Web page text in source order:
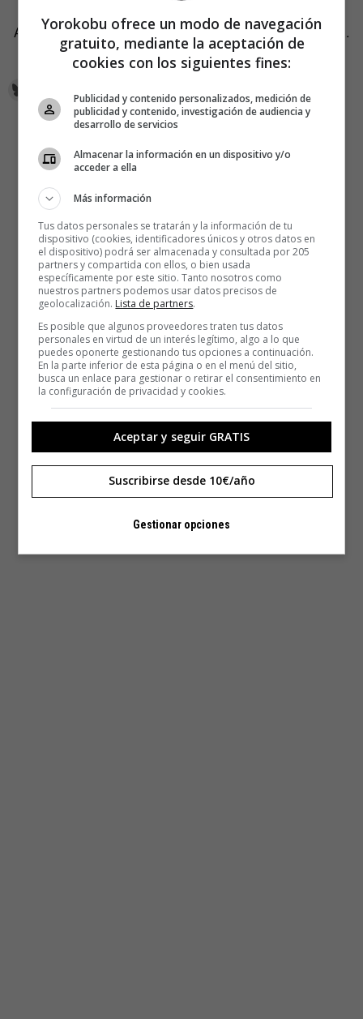
Así empieza este relato deMeryem El Mehdatipara Igluu.
¿Cómo acabará esta cita a ciegas?
Yorokobu ofrece un modo de navegación
gratuito, mediante la aceptación de
cookies con los siguientes fines:
Publicidad y contenido personalizados, medición de
publicidad y contenido, investigación de audiencia y
desarrollo de servicios
Almacenar la información en un dispositivo y/o
acceder a ella
Más información
Tus datos personales se tratarán y la información de tu
dispositivo (cookies, identificadores únicos y otros datos en
el dispositivo) podrá ser almacenada y consultada por 205
partners y compartida con ellos, o bien usada
específicamente por este sitio. Tanto nosotros como
nuestros partners podemos usar datos precisos de
geolocalización. Lista de partners.
Es posible que algunos proveedores traten tus datos
personales en virtud de un interés legítimo, algo a lo que
puedes oponerte gestionando tus opciones a continuación.
En la parte inferior de esta página o en el menú del sitio,
busca un enlace para gestionar o retirar el consentimiento en
la configuración de privacidad y cookies.
Aceptar y seguir GRATIS
Suscribirse desde 10€/año
Gestionar opciones